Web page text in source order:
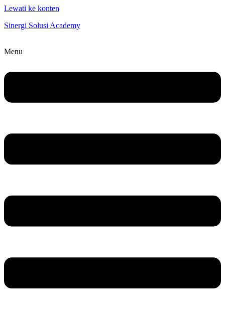
Lewati ke konten
Sinergi Solusi Academy
Menu